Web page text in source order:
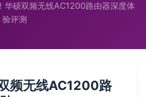
华硕双频无线AC1200路由器深度体
验评测
频无线AC1200路